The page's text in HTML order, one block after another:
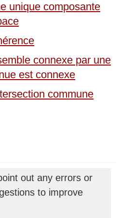
unique composante
connexe par une
est connexe
commune
out any errors or
to improve